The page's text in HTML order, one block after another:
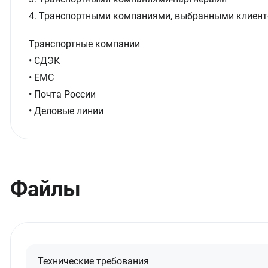
4. Транспортными компаниями, выбранными
Транспортные компании
• СДЭК
• ЕМС
• Почта России
• Деловые линии
Файлы
Технические требования